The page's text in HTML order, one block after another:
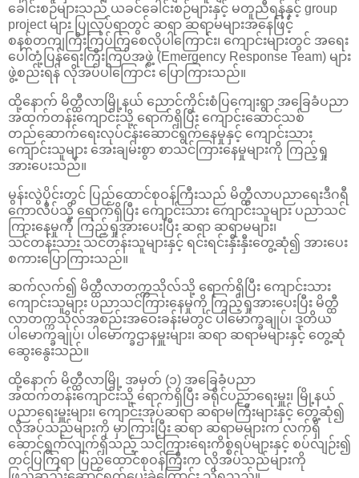
ခေါင်းစဉ်များသည် ယခင်ခေါင်းစဉ်များနှင့် မတူညီရန်နှင့် group
project များ ပြုလုပ်ရာတွင် ဆရာ ဆရာမများအနေဖြင့်
စနစ်တကျကြီးကြပ်ကြစေလိုပါကြောင်း၊ ကျောင်းများတွင် အရေး
ပေါ်တုံ့ပြန်ရေးကြီးကြပ်အဖွဲ့ (Emergency Response Team) များ
ဖွဲ့စည်းရန် လိုအပ်ပါကြောင်း ပြောကြားသည်။
ထို့နောက် မိတ္ထီလာမြို့နယ် ညောင်ကိုင်းစံပြကျေးရွာ အခြေခံပညာ
အထက်တန်းကျောင်းသို့ ရောက်ရှိပြီး ကျောင်းဆောင်သစ်
တည်ဆောက်ရေးလုပ်ငန်းဆောင်ရွက်နေမှုနှင့် ကျောင်းသား
ကျောင်းသူများ အေးချမ်းစွာ စာသင်ကြားနေမှုများကို ကြည့်ရှု
အားပေးသည်။
မွန်းလွဲပိုင်းတွင် ပြည်ထောင်စုဝန်ကြီးသည် မိတ္ထီလာပညာရေးဒီဂရီ
ကောလိပ်သို့ ရောက်ရှိပြီး ကျောင်းသား ကျောင်းသူများ ပညာသင်
ကြားနေမှုကို ကြည့်ရှုအားပေးပြီး ဆရာ ဆရာမများ၊
သင်တန်းသား သင်တန်းသူများနှင့် ရင်းရင်းနှီးနှီးတွေ့ဆုံ၍ အားပေး
စကားပြောကြားသည်။
ဆက်လက်၍ မိတ္ထီလာတက္ကသိုလ်သို့ ရောက်ရှိပြီး ကျောင်းသား
ကျောင်းသူများ ပညာသင်ကြားနေမှုကို ကြည့်ရှုအားပေးပြီး မိတ္ထီ
လာတက္ကသိုလ်အစည်းအဝေးခန်းမတွင် ပါမောက္ခချုပ်၊ ဒုတိယ
ပါမောက္ခချုပ်၊ ပါမောက္ခဌာနမှူးများ၊ ဆရာ ဆရာမများနှင့် တွေ့ဆုံ
ဆွေးနွေးသည်။
ထို့နောက် မိတ္ထီလာမြို့ အမှတ် (၁) အခြေခံပညာ
အထက်တန်းကျောင်းသို့ ရောက်ရှိပြီး ခရိုင်ပညာရေးမှူး၊ မြို့နယ်
ပညာရေးမှူးများ၊ ကျောင်းအုပ်ဆရာ ဆရာမကြီးများနှင့် တွေ့ဆုံ၍
လိုအပ်သည်များကို မှာကြားပြီး ဆရာ ဆရာမများက လက်ရှိ
ဆောင်ရွက်လျက်ရှိသည့် သင်ကြားရေးကိစ္စရပ်များနှင့် စပ်လျဉ်း၍
တင်ပြကြရာ ပြည်ထောင်စုဝန်ကြီးက လိုအပ်သည်များကို